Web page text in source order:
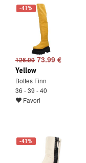
-41%
126.00 73.99 €
Yellow
Bottes Finn
36 - 39 - 40
Favori
-41%